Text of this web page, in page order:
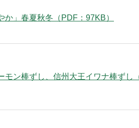
か」春夏秋冬（PDF：97KB）
モン棒ずし、信州大王イワナ棒ずし